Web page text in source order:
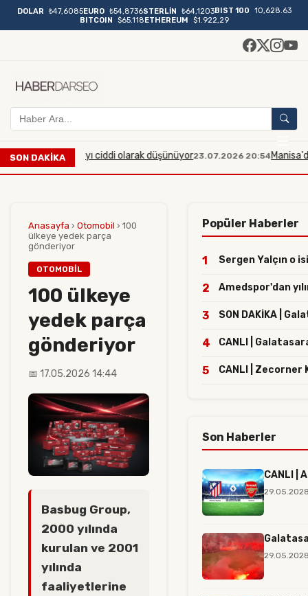
DOLAR ₺47,6085EURO ₺54,8736STERLİN ₺64,1203BIST 100
10,628.63
BITCOIN
$65.118ETHEREUM $1.922,29
SON DAKİKA
bir saldırıyı ciddi olarak düşünüyor23.07.2026 20:54Manisa'da
Anasayfa › Otomobil › 100
ülkeye yedek parça
gönderiyor
OTOMOBIL
100 ülkeye
yedek parça
gönderiyor
📅 17.05.2026 14:44
Basbug Group,
2000 yılında
kurulan ve 2001
yılında
faaliyetlerine
Popüler Haberler
1 Sergen Yalçın o
2 Amedspor'dan
3 SON DAKİKA |
4 CANLI |
5 CANLI | Zecorner
Son Haberler
CANLI |